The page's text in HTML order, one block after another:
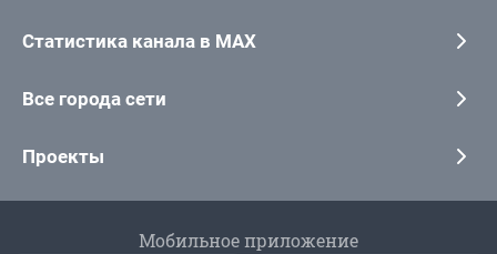
Статистика канала в MAX
Все города сети
Проекты
Мобильное приложение